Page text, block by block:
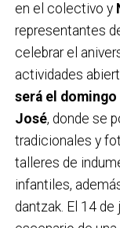
en el colectivo y
representantes
celebrar el
actividades
será el domingo
José, donde se
tradicionales y
talleres de
infantiles,
dantzak. El 14 de